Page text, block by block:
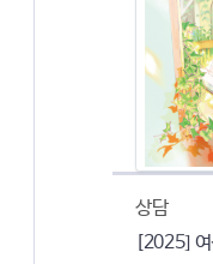
상담
[2025] 여